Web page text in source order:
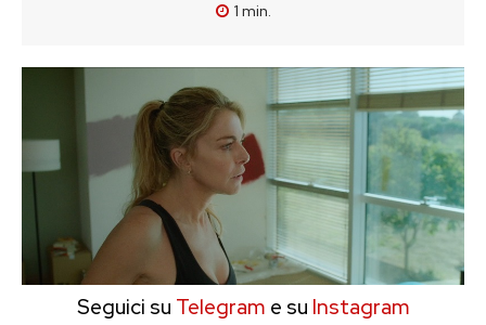
1 min.
Seguici su Telegram e su Instagram